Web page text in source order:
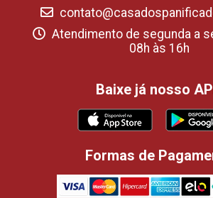
Atendimento de segunda a
08h às 16h
Baixe já nosso
Formas de